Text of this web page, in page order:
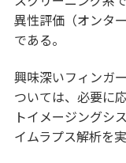
異性評価（オンタ
である。
興味深いフィンガ
ついては、必要に
トイメージングシ
イムラプス解析を実